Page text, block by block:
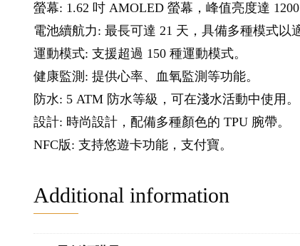
螢幕: 1.62 吋 AMOLED 螢幕，峰值亮度達
電池續航力: 最長可達 21 天，具備多種模式以
運動模式: 支援超過 150 種運動模式。
健康監測: 提供心率、血氧監測等功能。
防水: 5 ATM 防水等級，可在淺水活動中使用。
設計: 時尚設計，配備多種顏色的 TPU 腕帶。
NFC版: 支持悠遊卡功能，支付寶。
Additional information